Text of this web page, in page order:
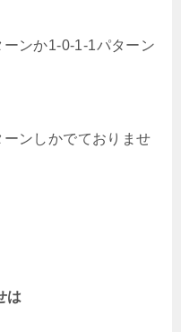
ンか1-0-1-1パターン
ンしかでておりませ
は